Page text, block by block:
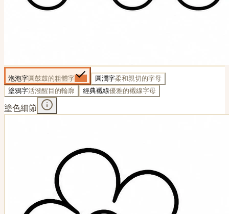
泡泡字圓鼓鼓的粗體字 圓潤字柔和親切的字母
塗鴉字活潑醒目的輪廓 經典襯線優雅的襯線字母
塗色細節